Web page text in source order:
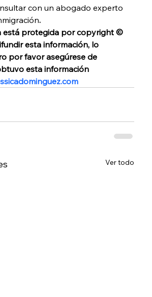
con un abogado experto
.
está protegida por copyright ©
esta información, lo
por favor asegúrese de
esta información
Ver todo